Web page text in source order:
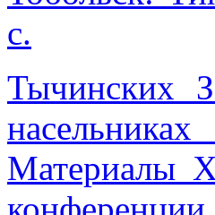
с.
Тычинских
Материалы